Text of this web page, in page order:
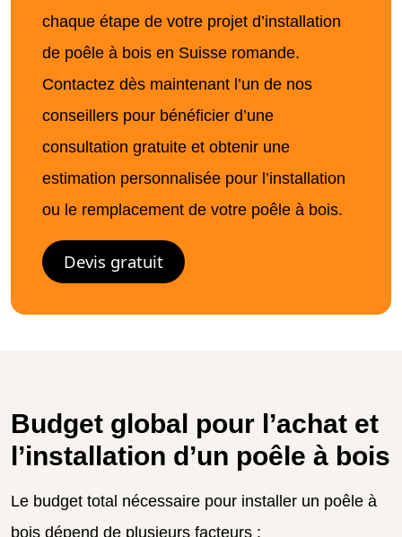
chaque étape de votre projet d’installation
de poêle à bois en Suisse romande.
Contactez dès maintenant l’un de nos
conseillers pour bénéficier d’une
consultation gratuite et obtenir une
estimation personnalisée pour l’installation
ou le remplacement de votre poêle à bois.
Devis gratuit
Budget global pour l’achat et
l’installation d’un poêle à bois
Le budget total nécessaire pour installer un poêle à
bois dépend de plusieurs facteurs :